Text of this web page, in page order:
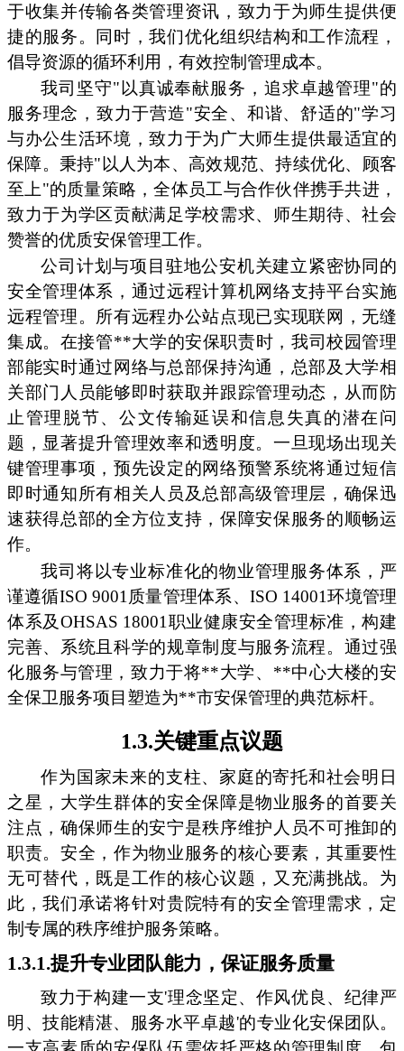
于收集并传输各类管理资讯，致力于为师生提供便
捷的服务。同时，我们优化组织结构和工作流程，
倡导资源的循环利用，有效控制管理成本。
我司坚守"以真诚奉献服务，追求卓越管理"的
服务理念，致力于营造"安全、和谐、舒适的"学习
与办公生活环境，致力于为广大师生提供最适宜的
保障。秉持"以人为本、高效规范、持续优化、顾客
至上"的质量策略，全体员工与合作伙伴携手共进，
致力于为学区贡献满足学校需求、师生期待、社会
赞誉的优质安保管理工作。
公司计划与项目驻地公安机关建立紧密协同的
安全管理体系，通过远程计算机网络支持平台实施
远程管理。所有远程办公站点现已实现联网，无缝
集成。在接管**大学的安保职责时，我司校园管理
部能实时通过网络与总部保持沟通，总部及大学相
关部门人员能够即时获取并跟踪管理动态，从而防
止管理脱节、公文传输延误和信息失真的潜在问
题，显著提升管理效率和透明度。一旦现场出现关
键管理事项，预先设定的网络预警系统将通过短信
即时通知所有相关人员及总部高级管理层，确保迅
速获得总部的全方位支持，保障安保服务的顺畅运
作。
我司将以专业标准化的物业管理服务体系，严
谨遵循ISO 9001质量管理体系、ISO 14001环境管理
体系及OHSAS 18001职业健康安全管理标准，构建
完善、系统且科学的规章制度与服务流程。通过强
化服务与管理，致力于将**大学、**中心大楼的安
全保卫服务项目塑造为**市安保管理的典范标杆。
1.3.关键重点议题
作为国家未来的支柱、家庭的寄托和社会明日
之星，大学生群体的安全保障是物业服务的首要关
注点，确保师生的安宁是秩序维护人员不可推卸的
职责。安全，作为物业服务的核心要素，其重要性
无可替代，既是工作的核心议题，又充满挑战。为
此，我们承诺将针对贵院特有的安全管理需求，定
制专属的秩序维护服务策略。
1.3.1.提升专业团队能力，保证服务质量
致力于构建一支'理念坚定、作风优良、纪律严
明、技能精湛、服务水平卓越'的专业化安保团队。